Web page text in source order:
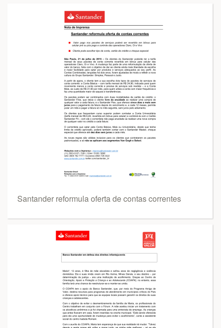
Santander reformula oferta de contas correntes